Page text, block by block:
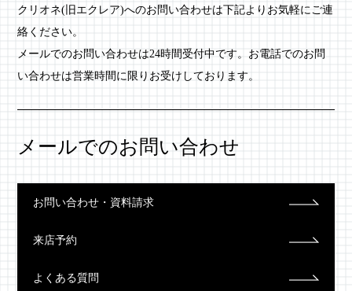
クリオネ(旧エクレア)へのお問い合わせは下記よりお気軽にご連
絡ください。
メールでのお問い合わせは24時間受付中です。お電話でのお問
い合わせは営業時間に限りお受けしております。
メールでのお問い合わせ
お問い合わせ・資料請求
来店予約
よくある質問